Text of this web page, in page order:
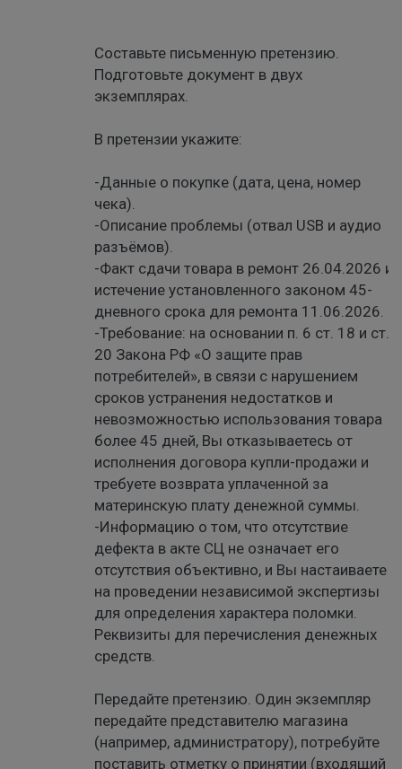
Составьте письменную претензию.
Подготовьте документ в двух
экземплярах.
В претензии укажите:
-Данные о покупке (дата, цена, номер
чека).
-Описание проблемы (отвал USB и аудио
разъёмов).
-Факт сдачи товара в ремонт 26.04.2026 и
истечение установленного законом 45-
дневного срока для ремонта 11.06.2026.
-Требование: на основании п. 6 ст. 18 и ст.
20 Закона РФ «О защите прав
потребителей», в связи с нарушением
сроков устранения недостатков и
невозможностью использования товара
более 45 дней, Вы отказываетесь от
исполнения договора купли-продажи и
требуете возврата уплаченной за
материнскую плату денежной суммы.
-Информацию о том, что отсутствие
дефекта в акте СЦ не означает его
отсутствия объективно, и Вы настаиваете
на проведении независимой экспертизы
для определения характера поломки.
Реквизиты для перечисления денежных
средств.
Передайте претензию. Один экземпляр
передайте представителю магазина
(например, администратору), потребуйте
поставить отметку о принятии (входящий